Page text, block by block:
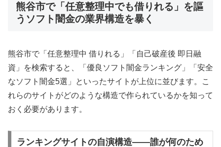
熊谷市で「任意整理中でも借りれる」を謳
うソフト闇金の業界構造を暴く
熊谷市で「任意整理中 借りれる」「自己破産後 即日融
資」を検索すると、「優良ソフト闇金ランキング」「安全
なソフト闇金5選」といったサイトが上位に並びます。こ
れらのサイトがどのような構造で作られているかを知って
おく必要があります。
ランキングサイトの自演構造——誰が何のため